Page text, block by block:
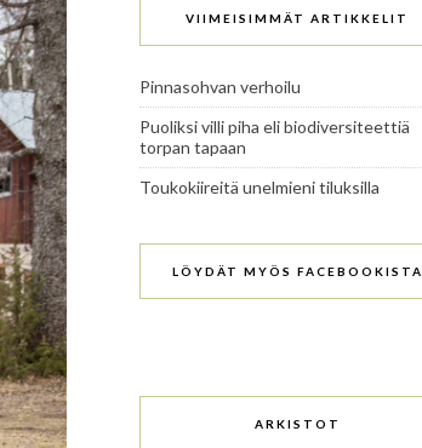
VIIMEISIMMÄT ARTIKKELIT
Pinnasohvan verhoilu
Puoliksi villi piha eli biodiversiteettiä
torpan tapaan
Toukokiireitä unelmieni tiluksilla
LÖYDÄT MYÖS FACEBOOKISTA
ARKISTOT